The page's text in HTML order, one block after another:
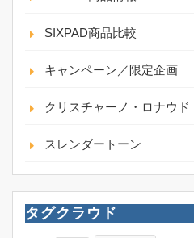
SIXPAD商品比較
キャンペーン／限定企画
クリスチャーノ・ロナウド
スレンダートーン
タグクラウド